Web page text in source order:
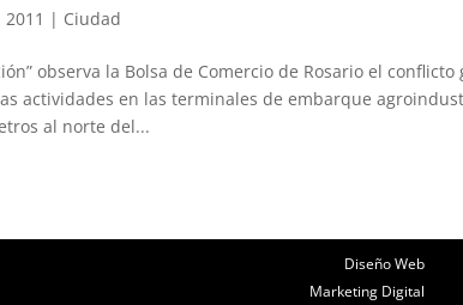
2011 | Ciudad
observa la Bolsa de Comercio de Rosario el
actividades en las terminales de embarque
al norte del...
Diseño Web
Marketing Digital